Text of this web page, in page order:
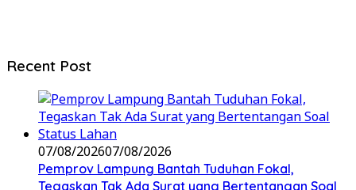
Recent Post
07/08/202607/08/2026
Pemprov Lampung Bantah Tuduhan Fokal,
Tegaskan Tak Ada Surat yang Bertentangan Soal